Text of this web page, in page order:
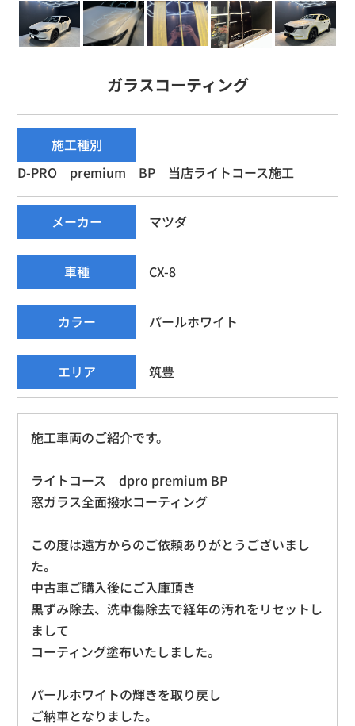
ガラスコーティング
施工種別
D-PRO premium BP 当店ライトコース施工
メーカー マツダ
車種 CX-8
カラー パールホワイト
エリア 筑豊
施工車両のご紹介です。
ライトコース dpro premium BP
窓ガラス全面撥水コーティング
この度は遠方からのご依頼ありがとうございまし
た。
中古車ご購入後にご入庫頂き
黒ずみ除去、洗車傷除去で経年の汚れをリセットし
まして
コーティング塗布いたしました。
パールホワイトの輝きを取り戻し
ご納車となりました。